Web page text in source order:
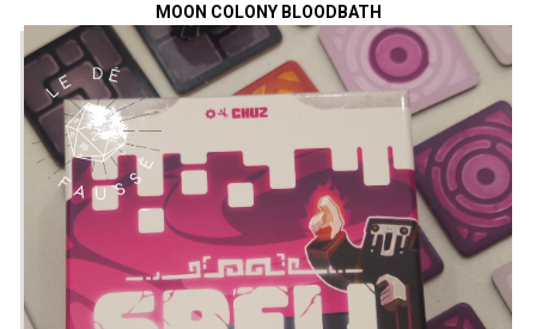
MOON COLONY BLOODBATH